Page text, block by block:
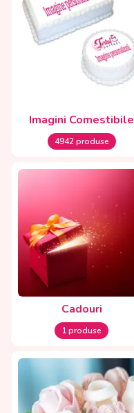
Imagini Comestibile
4942 produse
Cadouri
1 produse